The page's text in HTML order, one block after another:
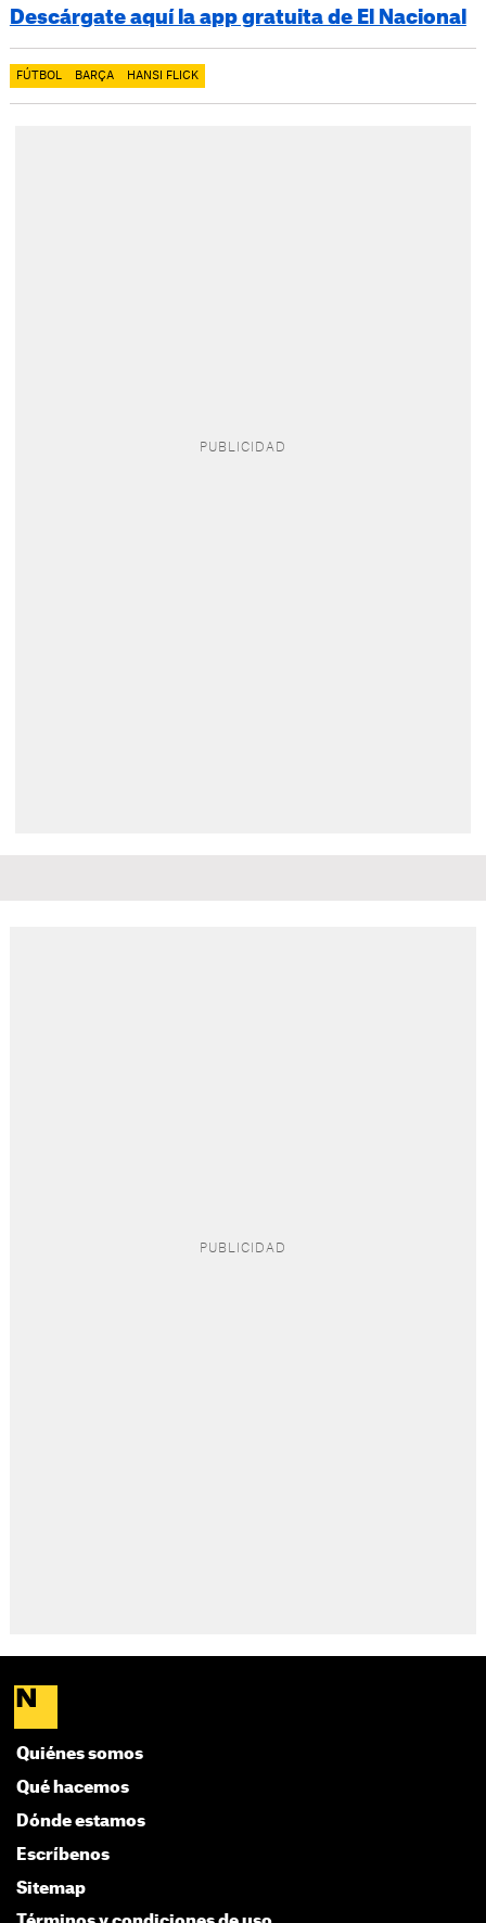
Descárgate aquí la app gratuita de El Nacional
FÚTBOL BARÇA HANSI FLICK
Quiénes somos
Qué hacemos
Dónde estamos
Escríbenos
Sitemap